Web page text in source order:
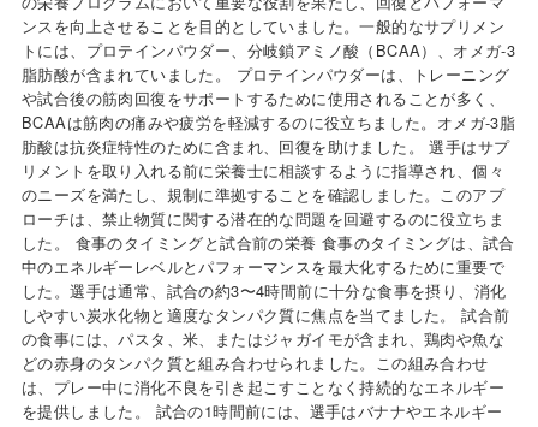
ンスを向上させることを目的としていました。一般的なサプリメン
トには、プロテインパウダー、分岐鎖アミノ酸（BCAA）、オメガ-3
脂肪酸が含まれていました。 プロテインパウダーは、トレーニング
や試合後の筋肉回復をサポートするために使用されることが多く、
BCAAは筋肉の痛みや疲労を軽減するのに役立ちました。オメガ-3脂
肪酸は抗炎症特性のために含まれ、回復を助けました。 選手はサプ
リメントを取り入れる前に栄養士に相談するように指導され、個々
のニーズを満たし、規制に準拠することを確認しました。このアプ
ローチは、禁止物質に関する潜在的な問題を回避するのに役立ちま
した。 食事のタイミングと試合前の栄養 食事のタイミングは、試合
中のエネルギーレベルとパフォーマンスを最大化するために重要で
した。選手は通常、試合の約3〜4時間前に十分な食事を摂り、消化
しやすい炭水化物と適度なタンパク質に焦点を当てました。 試合前
の食事には、パスタ、米、またはジャガイモが含まれ、鶏肉や魚な
どの赤身のタンパク質と組み合わせられました。この組み合わせ
は、プレー中に消化不良を引き起こすことなく持続的なエネルギー
を提供しました。 試合の1時間前には、選手はバナナやエネルギー